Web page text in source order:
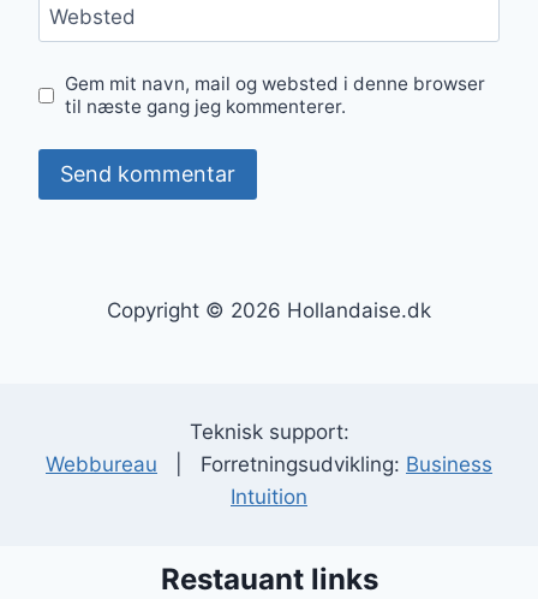
Websted
Gem mit navn, mail og websted i denne browser
til næste gang jeg kommenterer.
Copyright © 2026 Hollandaise.dk
Teknisk support:
Webbureau | Forretningsudvikling: Business
Intuition
Restauant links